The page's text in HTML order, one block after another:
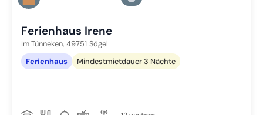
Zu Slide 3 wechseln
Ferienhaus Irene
Im Tünneken, 49751 Sögel
Ferienhaus
Mindestmietdauer 3 Nächte